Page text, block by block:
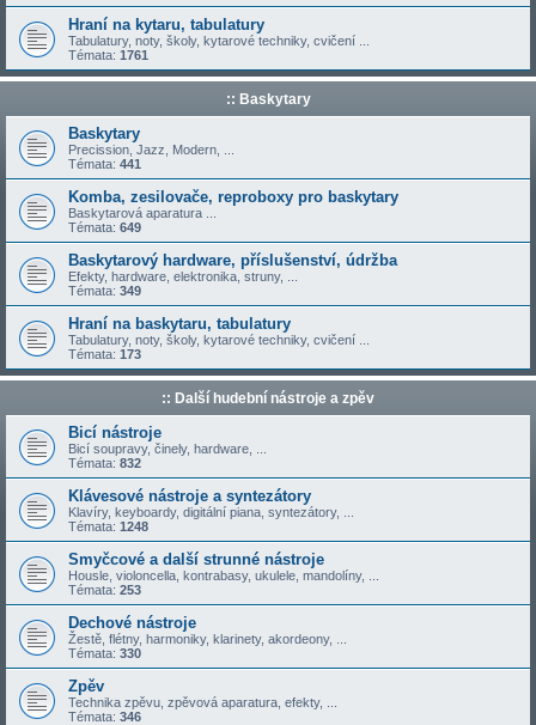
Hraní na kytaru, tabulatury
Tabulatury, noty, školy, kytarové techniky, cvičení ...
Témata: 1761
:: Baskytary
Baskytary
Precission, Jazz, Modern, ...
Témata: 441
Komba, zesilovače, reproboxy pro baskytary
Baskytarová aparatura ...
Témata: 649
Baskytarový hardware, příslušenství, údržba
Efekty, hardware, elektronika, struny, ...
Témata: 349
Hraní na baskytaru, tabulatury
Tabulatury, noty, školy, kytarové techniky, cvičení ...
Témata: 173
:: Další hudební nástroje a zpěv
Bicí nástroje
Bicí soupravy, činely, hardware, ...
Témata: 832
Klávesové nástroje a syntezátory
Klavíry, keyboardy, digitální piana, syntezátory, ...
Témata: 1248
Smyčcové a další strunné nástroje
Housle, violoncella, kontrabasy, ukulele, mandolíny, ...
Témata: 253
Dechové nástroje
Žestě, flétny, harmoniky, klarinety, akordeony, ...
Témata: 330
Zpěv
Technika zpěvu, zpěvová aparatura, efekty, ...
Témata: 346